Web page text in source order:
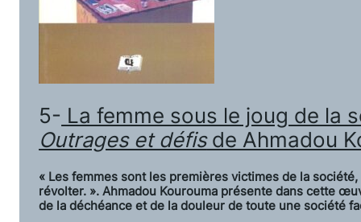
5- La femme sous le joug de la
Outrages et défisde Ahmadou
« Les femmes sont les premières victimes de la
révolter. ». Ahmadou Kourouma présente dans cette
de la déchéance et de la douleur de toute une société